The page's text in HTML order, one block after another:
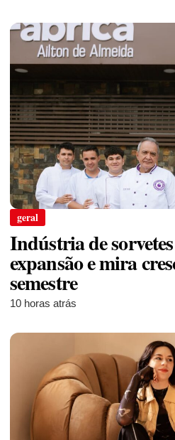
geral
Indústria de
expansão e mira
semestre
10 horas atrás